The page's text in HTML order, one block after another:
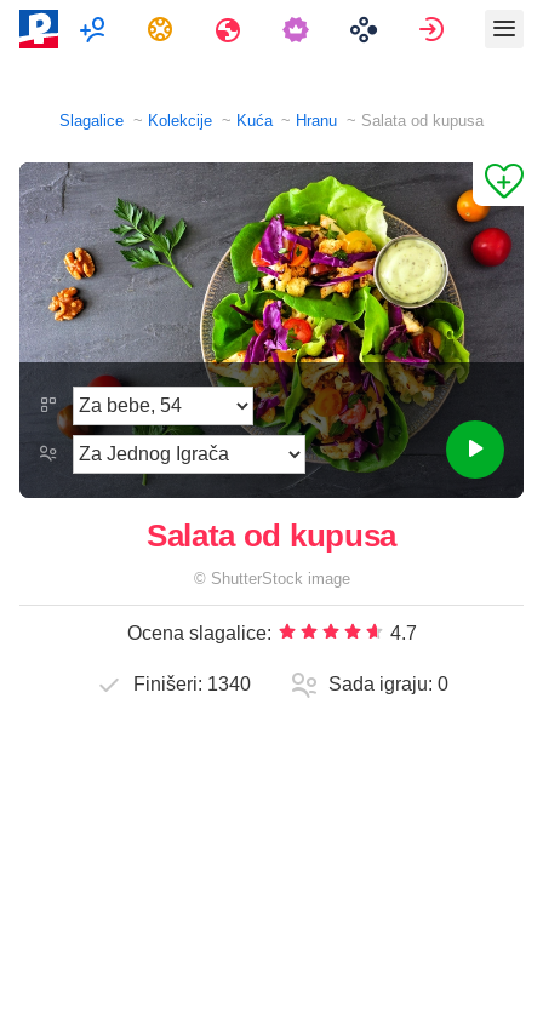
Više igračaZadaci Путовања Prijavi se
Slagalice Kolekcije Kuća Hranu Salata od kupusa
Salata od kupusa
© ShutterStock image
Ocena slagalice: 4.7
Finišeri: 1340 Sada igraju: 0